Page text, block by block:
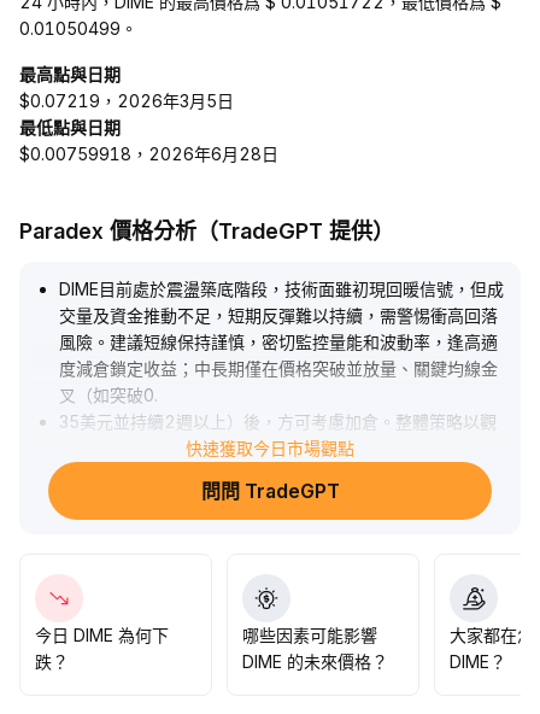
0.01050499。
最高點與日期
$0.07219，2026年3月5日
最低點與日期
$0.00759918，2026年6月28日
Paradex 價格分析（TradeGPT 提供）
DIME目前處於震盪築底階段，技術面雖初現回暖信號，但成
交量及資金推動不足，短期反彈難以持續，需警惕衝高回落
風險。建議短線保持謹慎，密切監控量能和波動率，逢高適
度減倉鎖定收益；中長期僅在價格突破並放量、關鍵均線金
叉（如突破0.
35美元並持續2週以上）後，方可考慮加倉。整體策略以觀
望等待趨勢明朗為主，規避“假突破”誘發的追高損失。
快速獲取今日市場觀點
問問 TradeGPT
今日 DIME 為何下
跌？
哪些因素可能影響
DIME 的未來價格？
大家都在怎
DIME？